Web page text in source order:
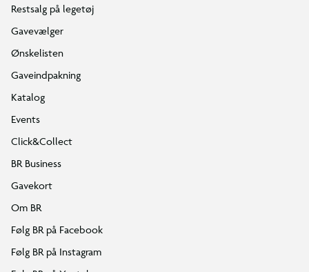
Restsalg på legetøj
Gavevælger
Ønskelisten
Gaveindpakning
Katalog
Events
Click&Collect
BR Business
Gavekort
Om BR
Følg BR på Facebook
Følg BR på Instagram